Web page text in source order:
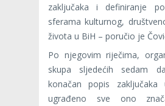
zaključaka i definiranje
sferama kulturnog,
života u BiH – poručio je
Po njegovim riječima,
skupa sljedećih sedam
konačan popis
ugrađeno sve ono